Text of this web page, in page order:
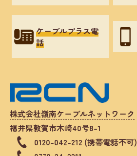
株式会社嶺南ケーブルネットワーク
福井県敦賀市木崎40号8-1
0120-042-212 (携帯電話不可)
ケーブルプラス電
話